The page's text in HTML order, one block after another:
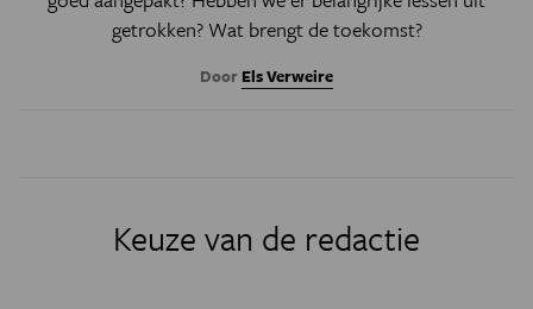
getrokken? Wat brengt de toekomst?
Door Els Verweire
Keuze van de redactie